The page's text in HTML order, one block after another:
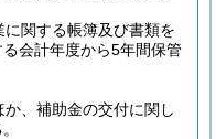
関する帳簿及び書類を
会計年度から5年間保管
、補助金の交付に関し